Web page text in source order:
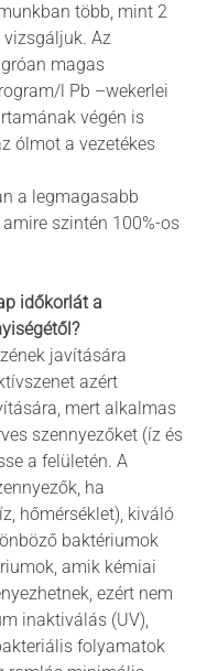
több, mint 2
Az
magas
l Pb –wekerlei
végén is
ólmot a vezetékes
a legmagasabb
szintén 100%-os
időkorlát a
javítására
azért
mert alkalmas
szennyezőket (íz és
a felületén. A
ha
hőmérséklet), kiváló
baktériumok
amik kémiai
ezért nem
inaktiválás (UV),
folyamatok